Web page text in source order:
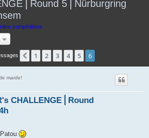
5⎪Nürburgring
compétitions
Précédente
1 2 3 4 5 6
marde!
CHALLENGE⎪Round